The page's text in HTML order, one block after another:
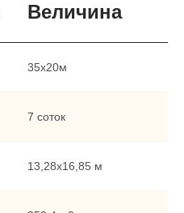
Величина
35х20м
7 соток
13,28х16,85 м